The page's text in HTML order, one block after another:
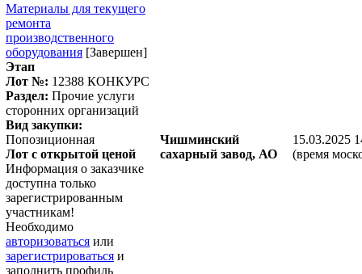
Материалы для текущего
ремонта
производственного
оборудования [Завершен]
Этап
Лот №: 12388 КОНКУРС
Раздел: Прочие услуги
сторонних организаций
Вид закупки:
Попозиционная
Лот с открытой ценой
Информация о заказчике
доступна только
зарегистрированным
участникам!
Необходимо
авторизоваться или
зарегистрироваться и
заполнить профиль
Чишминский
сахарный завод, АО
15.03.2025
(время